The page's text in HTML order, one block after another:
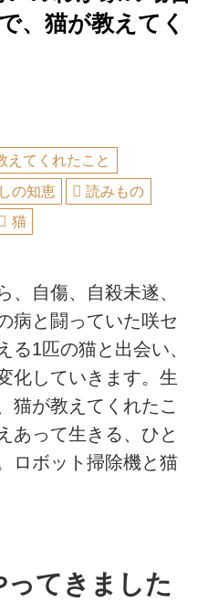
、猫が教えてく
えてくれたこと
の知恵
読みもの
猫
、自傷、自殺未遂、
病と闘っていた咲セ
る1匹の猫と出会い、
化していきます。生
猫が教えてくれたこ
あって生きる、ひと
ロボット掃除機と猫
てきました